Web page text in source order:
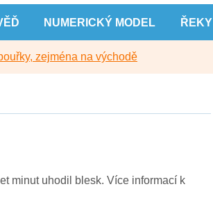
NUMERICKÝ MODEL ŘEKY
zejména na východě
minut uhodil blesk. Více informací k